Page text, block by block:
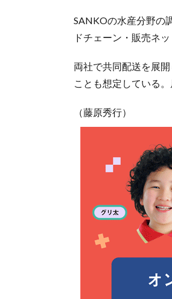
SANKOの水産分野の
ドチェーン・販売ネ
両社で共同配送を展
ことも想定している
（藤原秀行）